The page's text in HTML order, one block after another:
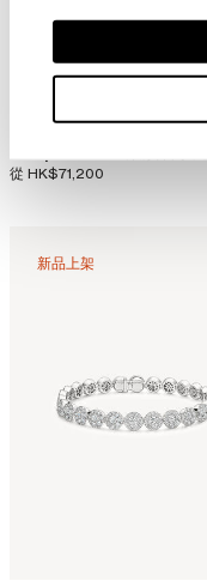
從 HK$71,200
新品上架